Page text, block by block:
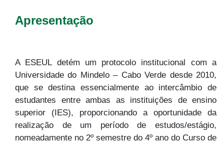
Apresentação
A ESEUL detém um protocolo institucional com a
Universidade do Mindelo – Cabo Verde desde 2010,
que se destina essencialmente ao intercâmbio de
estudantes entre ambas as instituições de ensino
superior (IES), proporcionando a oportunidade da
realização de um período de estudos/estágio,
nomeadamente no 2º semestre do 4º ano do Curso de